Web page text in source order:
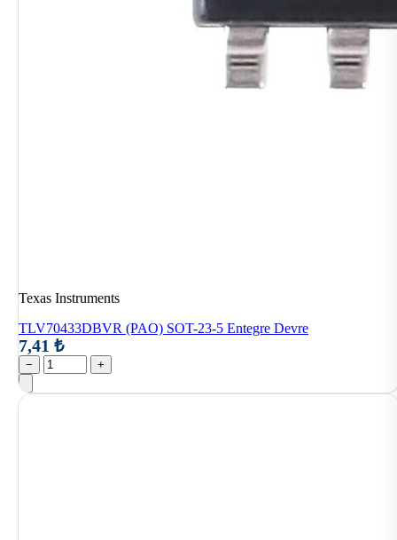
Texas Instruments
TLV70433DBVR (PAO) SOT-23-5 Entegre Devre
7,41 ₺
− +